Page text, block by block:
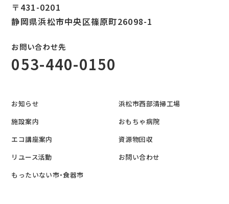
〒431-0201
静岡県浜松市中央区篠原町26098-1
お問い合わせ先
053-440-0150
お知らせ
施設案内
エコ講座案内
リユース活動
もったいない市・食器市
浜松市西部清掃工場
おもちゃ病院
資源物回収
お問い合わせ